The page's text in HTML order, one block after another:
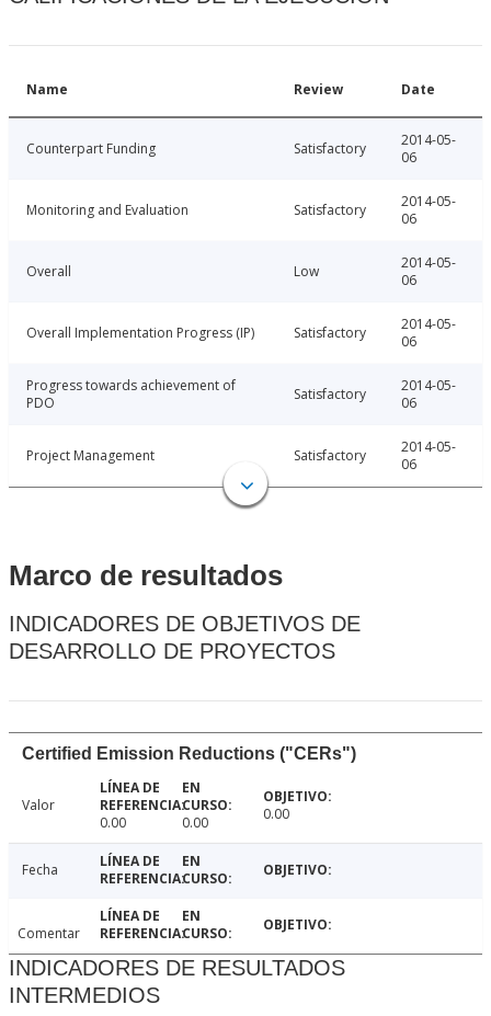
Name Review Date
Counterpart Funding Satisfactory
2014-05-
06
Monitoring and Evaluation Satisfactory
2014-05-
06
Overall Low
2014-05-
06
Overall Implementation Progress (IP) Satisfactory
2014-05-
06
Progress towards achievement of
PDO
Satisfactory
2014-05-
06
Project Management Satisfactory
2014-05-
06
Marco de resultados
INDICADORES DE OBJETIVOS DE
DESARROLLO DE PROYECTOS
Certified Emission Reductions ("CERs")
Valor
0.00
0.00 0.00
Fecha
Comentar
INDICADORES DE RESULTADOS
INTERMEDIOS